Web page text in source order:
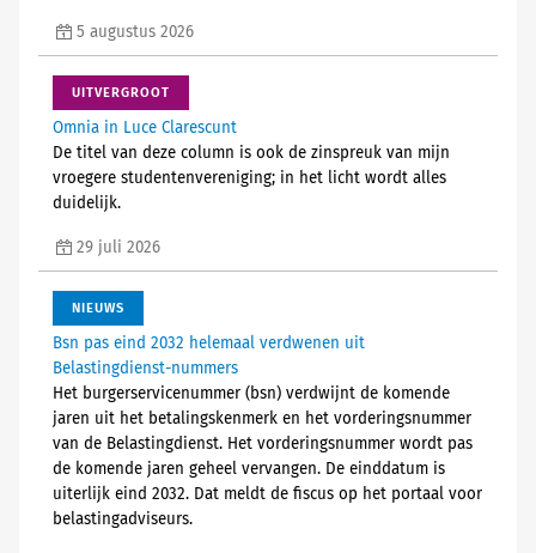
5 augustus 2026
UITVERGROOT
Omnia in Luce Clarescunt
De titel van deze column is ook de zinspreuk van mijn
vroegere studentenvereniging; in het licht wordt alles
duidelijk.
29 juli 2026
NIEUWS
Bsn pas eind 2032 helemaal verdwenen uit
Belastingdienst-nummers
Het burgerservicenummer (bsn) verdwijnt de komende
jaren uit het betalingskenmerk en het vorderingsnummer
van de Belastingdienst. Het vorderingsnummer wordt pas
de komende jaren geheel vervangen. De einddatum is
uiterlijk eind 2032. Dat meldt de fiscus op het portaal voor
belastingadviseurs.